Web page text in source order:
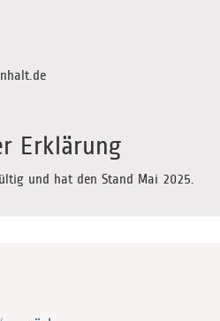
Erklärung
und hat den Stand Mai 2025.